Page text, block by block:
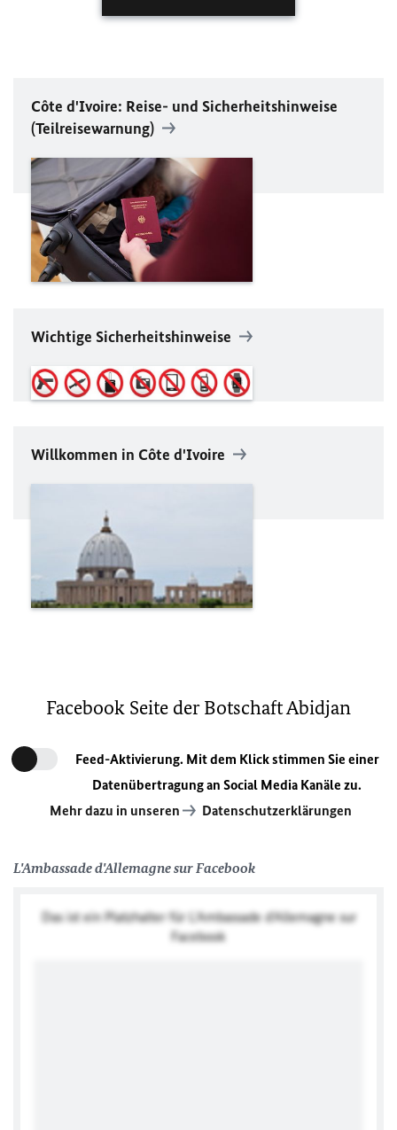
Côte d'Ivoire: Reise- und Sicherheitshinweise
(Teilreisewarnung)
Wichtige Sicherheitshinweise
Willkommen in Côte d'Ivoire
Facebook Seite der Botschaft Abidjan
Feed-Aktivierung. Mit dem Klick stimmen Sie einer
Datenübertragung an Social Media Kanäle zu.
Mehr dazu in unseren
Datenschutzerklärungen
L'Ambassade d'Allemagne sur Facebook
Das ist ein Platzhalter für L'Ambassade d'Allemagne sur
Facebook